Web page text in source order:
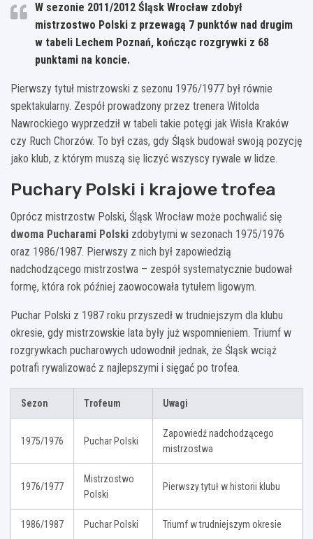
W sezonie 2011/2012 Śląsk Wrocław zdobył
mistrzostwo Polski z przewagą 7 punktów nad drugim
w tabeli Lechem Poznań, kończąc rozgrywki z 68
punktami na koncie.
Pierwszy tytuł mistrzowski z sezonu 1976/1977 był równie
spektakularny. Zespół prowadzony przez trenera Witolda
Nawrockiego wyprzedził w tabeli takie potęgi jak Wisła Kraków
czy Ruch Chorzów. To był czas, gdy Śląsk budował swoją pozycję
jako klub, z którym muszą się liczyć wszyscy rywale w lidze.
Puchary Polski i krajowe trofea
Oprócz mistrzostw Polski, Śląsk Wrocław może pochwalić się
dwoma Pucharami Polski zdobytymi w sezonach 1975/1976
oraz 1986/1987. Pierwszy z nich był zapowiedzią
nadchodzącego mistrzostwa – zespół systematycznie budował
formę, która rok później zaowocowała tytułem ligowym.
Puchar Polski z 1987 roku przyszedł w trudniejszym dla klubu
okresie, gdy mistrzowskie lata były już wspomnieniem. Triumf w
rozgrywkach pucharowych udowodnił jednak, że Śląsk wciąż
potrafi rywalizować z najlepszymi i sięgać po trofea.
Sezon Trofeum Uwagi
1975/1976 Puchar Polski
Zapowiedź nadchodzącego
mistrzostwa
1976/1977
Mistrzostwo
Polski
Pierwszy tytuł w historii klubu
1986/1987 Puchar Polski Triumf w trudniejszym okresie